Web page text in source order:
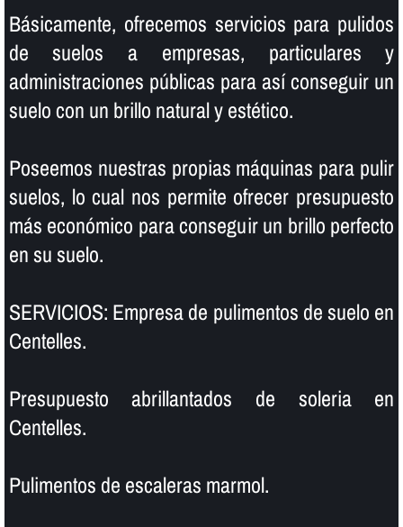
Básicamente, ofrecemos servicios para pulidos
de suelos a empresas, particulares y
administraciones públicas para así­ conseguir un
suelo con un brillo natural y estético.
Poseemos nuestras propias máquinas para pulir
suelos, lo cual nos permite ofrecer presupuesto
más económico para conseguir un brillo perfecto
en su suelo.
SERVICIOS: Empresa de pulimentos de suelo en
Centelles.
Presupuesto abrillantados de soleria en
Centelles.
Pulimentos de escaleras marmol.